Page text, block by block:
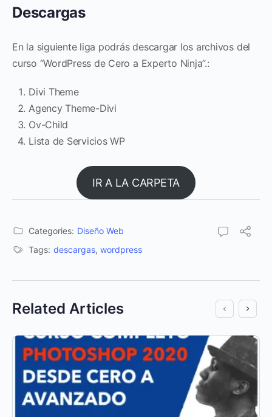
Descargas
En la siguiente liga podrás descargar los archivos del
curso “WordPress de Cero a Experto Ninja”.:
Divi Theme
Agency Theme-Divi
Ov-Child
Lista de Servicios WP
IR A LA CARPETA
Categories: Diseño Web
Tags: descargas, wordpress
Related Articles